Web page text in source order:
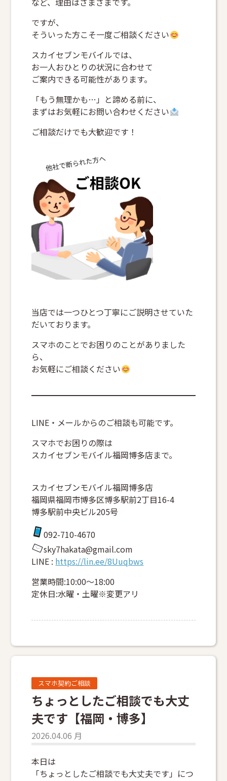
ですが、
そういった方こそ一度ご相談ください
スカイセブンモバイルでは、
お一人おひとりの状況に合わせて
ご案内できる可能性があります。
「もう無理かも…」と諦める前に、
まずはお気軽にお問い合わせください
ご相談だけでも大歓迎です！
当店では一つひとつ丁寧にご説明させていた
だいております。
スマホのことでお困りのことがありました
ら、
お気軽にご相談ください
LINE・メールからのご相談も可能です。
スマホでお困りの際は
スカイセブンモバイル福岡博多店まで。
スカイセブンモバイル福岡博多店
福岡県福岡市博多区博多駅前2丁目16-4
博多駅前中央ビル205号
092-710-4670
sky7hakata@gmail.com
LINE : https://lin.ee/8Uuqbws
営業時間:10:00～18:00
定休日:水曜・土曜※変更アリ
スマホ契約ご相談
ちょっとしたご相談でも大丈
夫です【福岡・博多】
2026.04.06 月
本日は
「ちょっとしたご相談でも大丈夫です」につ